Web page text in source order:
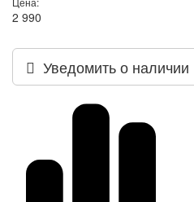
2 990
Уведомить о наличии